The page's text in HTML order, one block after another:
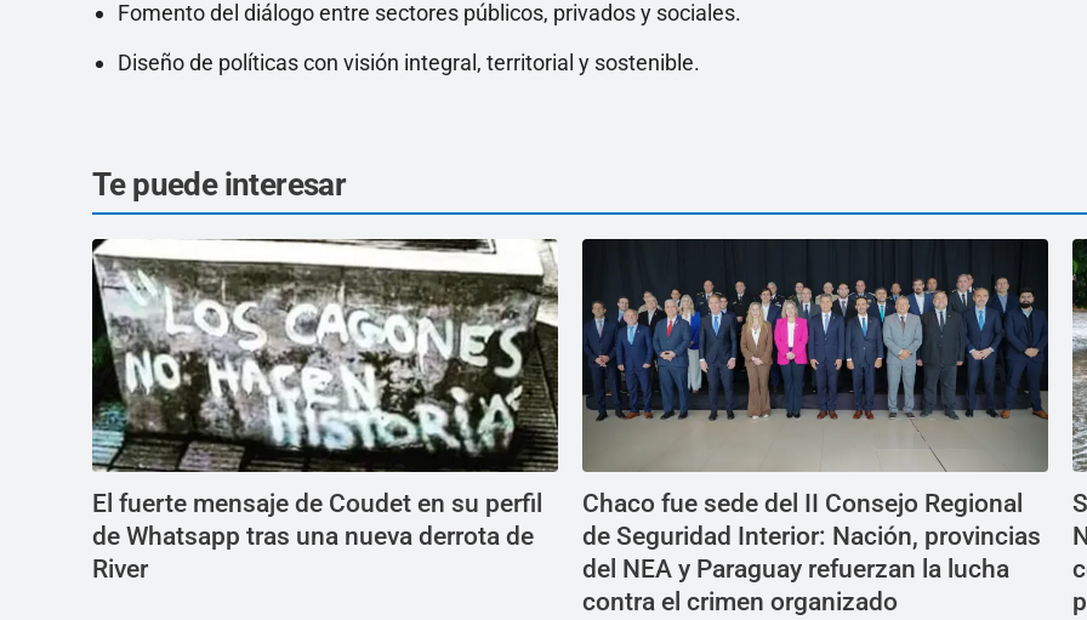
Fomento del diálogo entre sectores públicos, privados y sociales.
Diseño de políticas con visión integral, territorial y sostenible.
Te puede interesar
El fuerte mensaje de Coudet en su perfil
de Whatsapp tras una nueva derrota de
River
Chaco fue sede del II Consejo Regional
de Seguridad Interior: Nación, provincias
del NEA y Paraguay refuerzan la lucha
contra el crimen organizado